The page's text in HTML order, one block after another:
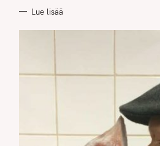
Lue lisää